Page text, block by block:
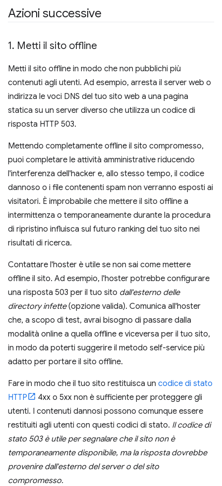
Azioni successive
1. Metti il sito offline
Metti il sito offline in modo che non pubblichi più
contenuti agli utenti. Ad esempio, arresta il server web o
indirizza le voci DNS del tuo sito web a una pagina
statica su un server diverso che utilizza un codice di
risposta HTTP 503.
Mettendo completamente offline il sito compromesso,
puoi completare le attività amministrative riducendo
l'interferenza dell'hacker e, allo stesso tempo, il codice
dannoso o i file contenenti spam non verranno esposti ai
visitatori. È improbabile che mettere il sito offline a
intermittenza o temporaneamente durante la procedura
di ripristino influisca sul futuro ranking del tuo sito nei
risultati di ricerca.
Contattare l'hoster è utile se non sai come mettere
offline il sito. Ad esempio, l'hoster potrebbe configurare
una risposta 503 per il tuo sito dall'esterno delle
directory infette(opzione valida). Comunica all'hoster
che, a scopo di test, avrai bisogno di passare dalla
modalità online a quella offline e viceversa per il tuo sito,
in modo da poterti suggerire il metodo self-service più
adatto per portare il sito offline.
Fare in modo che il tuo sito restituisca un codice di stato
HTTP
4xx o 5xx non è sufficiente per proteggere gli
utenti. I contenuti dannosi possono comunque essere
restituiti agli utenti con questi codici di stato. Il codice di
stato 503 è utile per segnalare che il sito non è
temporaneamente disponibile, ma la risposta dovrebbe
provenire dall'esterno del server o del sito
compromesso.